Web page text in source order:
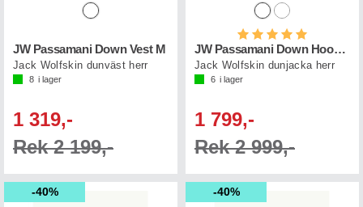
JW Passamani Down Vest M
Jack Wolfskin dunväst herr
8 i lager
1 319,-
Rek 2 199,-
Betyg:
JW Passamani Down Hoody M
Jack Wolfskin dunjacka herr
6 i lager
1 799,-
Rek 2 999,-
40% 40%